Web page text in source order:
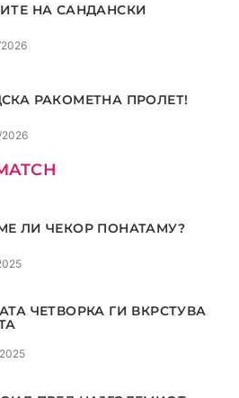
НА САНДАНСКИ
РАКОМЕТНА ПРОЛЕТ!
ЛИ ЧЕКОР ПОНАТАМУ?
ЧЕТВОРКА ГИ ВКРСТУВА